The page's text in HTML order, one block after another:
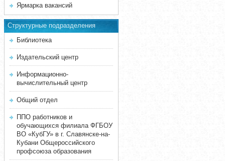
Ярмарка вакансий
Структурные подразделения
Библиотека
Издательский центр
Информационно-
вычислительный центр
Общий отдел
ППО работников и
обучающихся филиала ФГБОУ
ВО «КубГУ» в г. Славянске-на-
Кубани Общероссийского
профсоюза образования